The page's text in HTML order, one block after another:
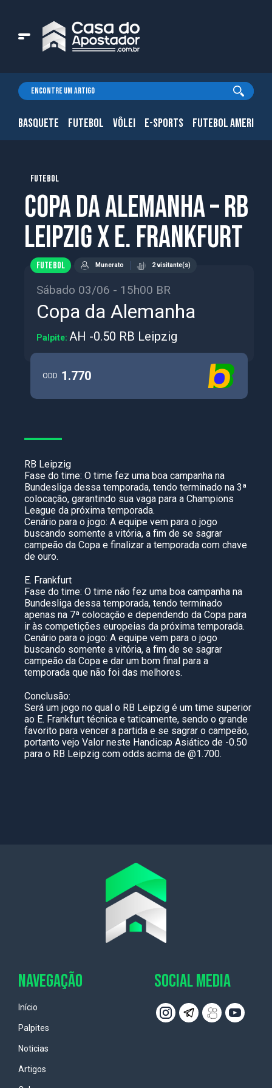
BASQUETE FUTEBOL VÔLEI E-SPORTS FUTEBOL
FUTEBOL
Copa da Alemanha – RB
Leipzig x E. Frankfurt
FUTEBOL Munerato 2 visitante(s)
Sábado 03/06 - 15h00 BR
Copa da Alemanha
Palpite: AH -0.50 RB Leipzig
ODD 1.770
RB Leipzig
Fase do time: O time fez uma boa campanha na
Bundesliga dessa temporada, tendo terminado na 3ª
colocação, garantindo sua vaga para a Champions
League da próxima temporada.
Cenário para o jogo: A equipe vem para o jogo
buscando somente a vitória, a fim de se sagrar
campeão da Copa e finalizar a temporada com chave
de ouro.
E. Frankfurt
Fase do time: O time não fez uma boa campanha na
Bundesliga dessa temporada, tendo terminado
apenas na 7ª colocação e dependendo da Copa para
ir às competições europeias da próxima temporada.
Cenário para o jogo: A equipe vem para o jogo
buscando somente a vitória, a fim de se sagrar
campeão da Copa e dar um bom final para a
temporada que não foi das melhores.
Conclusão:
Será um jogo no qual o RB Leipzig é um time superior
ao E. Frankfurt técnica e taticamente, sendo o grande
favorito para vencer a partida e se sagrar o campeão,
portanto vejo Valor neste Handicap Asiático de -0.50
para o RB Leipzig com odds acima de @1.700.
NAVEGAÇÃO
Início
Palpites
Noticias
Artigos
SOCIAL MEDIA